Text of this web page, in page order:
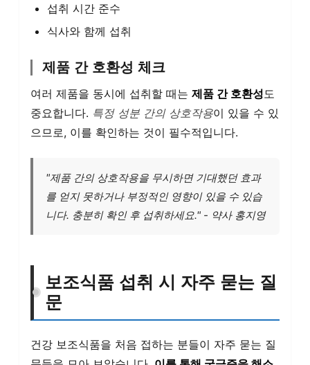
섭취 시간 준수
식사와 함께 섭취
제품 간 호환성 체크
여러 제품을 동시에 섭취할 때는 제품 간 호환성도
중요합니다. 특정 성분 간의 상호작용이 있을 수 있
으므로, 이를 확인하는 것이 필수적입니다.
"제품 간의 상호작용을 무시하면 기대했던 효과
를 얻지 못하거나 부정적인 영향이 있을 수 있습
니다. 충분히 확인 후 섭취하세요." - 약사 홍지영
보조식품 섭취 시 자주 묻는 질
문
건강 보조식품을 처음 접하는 분들이 자주 묻는 질